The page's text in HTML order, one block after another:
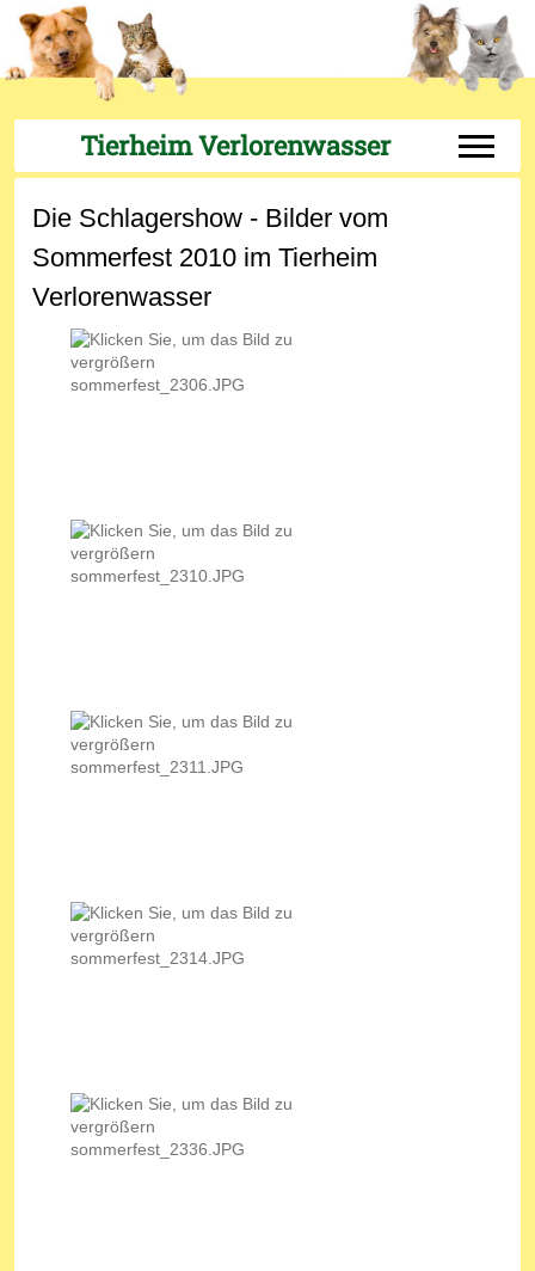
Tierheim Verlorenwasser Off-
Die Schlagershow - Bilder vom
Sommerfest 2010 im Tierheim
Verlorenwasser